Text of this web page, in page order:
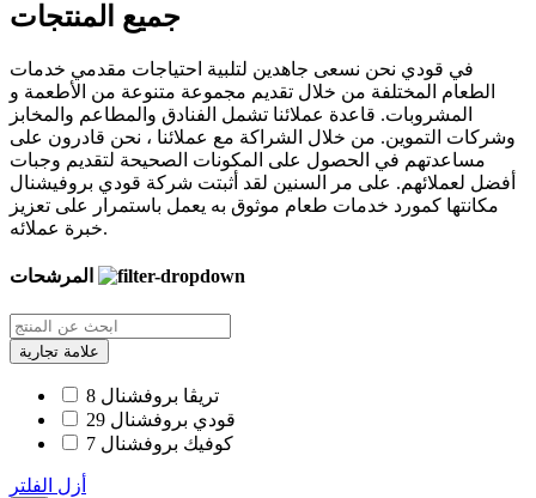
جميع المنتجات
في قودي نحن نسعى جاهدين لتلبية احتياجات مقدمي خدمات
الطعام المختلفة من خلال تقديم مجموعة متنوعة من الأطعمة و
المشروبات. قاعدة عملائنا تشمل الفنادق والمطاعم والمخابز
وشركات التموين. من خلال الشراكة مع عملائنا ، نحن قادرون على
مساعدتهم في الحصول على المكونات الصحيحة لتقديم وجبات
أفضل لعملائهم. على مر السنين لقد أثبتت شركة قودي بروفيشنال
مكانتها كمورد خدمات طعام موثوق به يعمل باستمرار على تعزيز
خبرة عملائه.
علامة تجارية
تريڨا بروفشنال 8
قودي بروفشنال 29
كوفيك بروفشنال 7
أزل الفلتر